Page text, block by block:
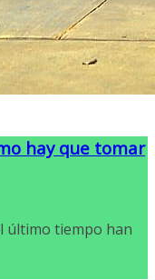
hay que tomar
último tiempo han